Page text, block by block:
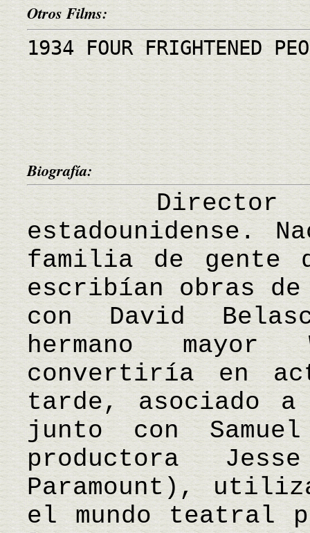
Otros Films:
1934 FOUR FRIGHTENED
Biografía:
Director y
estadounidense.
familia de gente
escribían obras
con David
hermano
convertiría en
tarde, asociado
junto con
productora
Paramount),
el mundo teatral